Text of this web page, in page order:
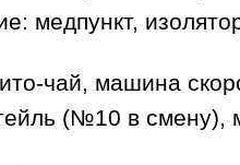
медпункт,
чай, машина
(№10 в смену),